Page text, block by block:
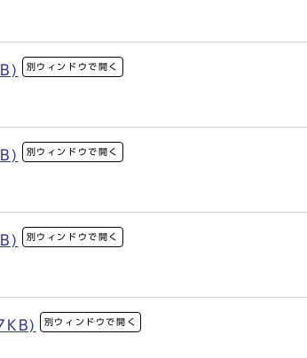
別ウィンドウで開く
別ウィンドウで開く
別ウィンドウで開く
別ウィンドウで開く